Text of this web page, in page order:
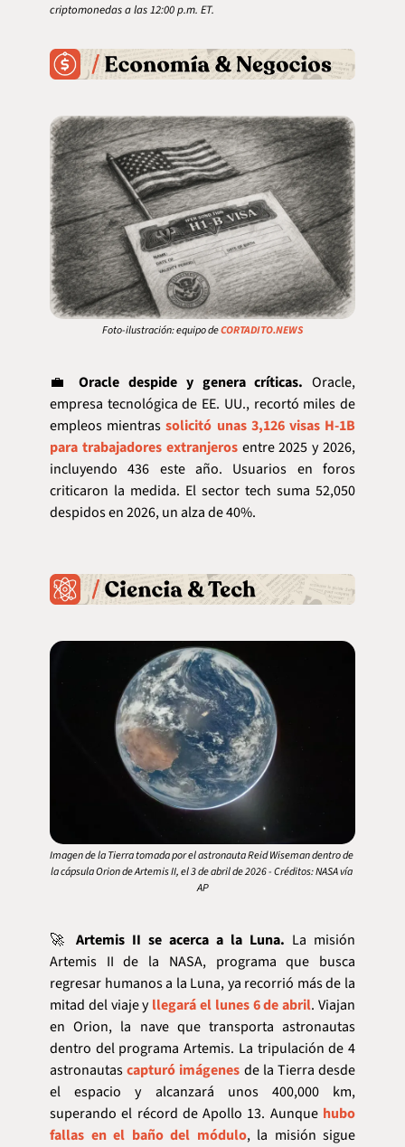
criptomonedas a las 12:00 p.m. ET.
Foto-ilustración: equipo de CORTADITO.NEWS
💼 Oracle despide y genera críticas. Oracle,
empresa tecnológica de EE. UU., recortó miles de
empleos mientras solicitó unas 3,126 visas H-1B
para trabajadores extranjeros entre 2025 y 2026,
incluyendo 436 este año. Usuarios en foros
criticaron la medida. El sector tech suma 52,050
despidos en 2026, un alza de 40%.
Imagen de la Tierra tomada por el astronauta Reid Wiseman dentro de
la cápsula Orion de Artemis II, el 3 de abril de 2026 - Créditos: NASA vía
AP
🚀 Artemis II se acerca a la Luna. La misión
Artemis II de la NASA, programa que busca
regresar humanos a la Luna, ya recorrió más de la
mitad del viaje y llegará el lunes 6 de abril. Viajan
en Orion, la nave que transporta astronautas
dentro del programa Artemis. La tripulación de 4
astronautas capturó imágenes de la Tierra desde
el espacio y alcanzará unos 400,000 km,
superando el récord de Apollo 13. Aunque hubo
fallas en el baño del módulo, la misión sigue